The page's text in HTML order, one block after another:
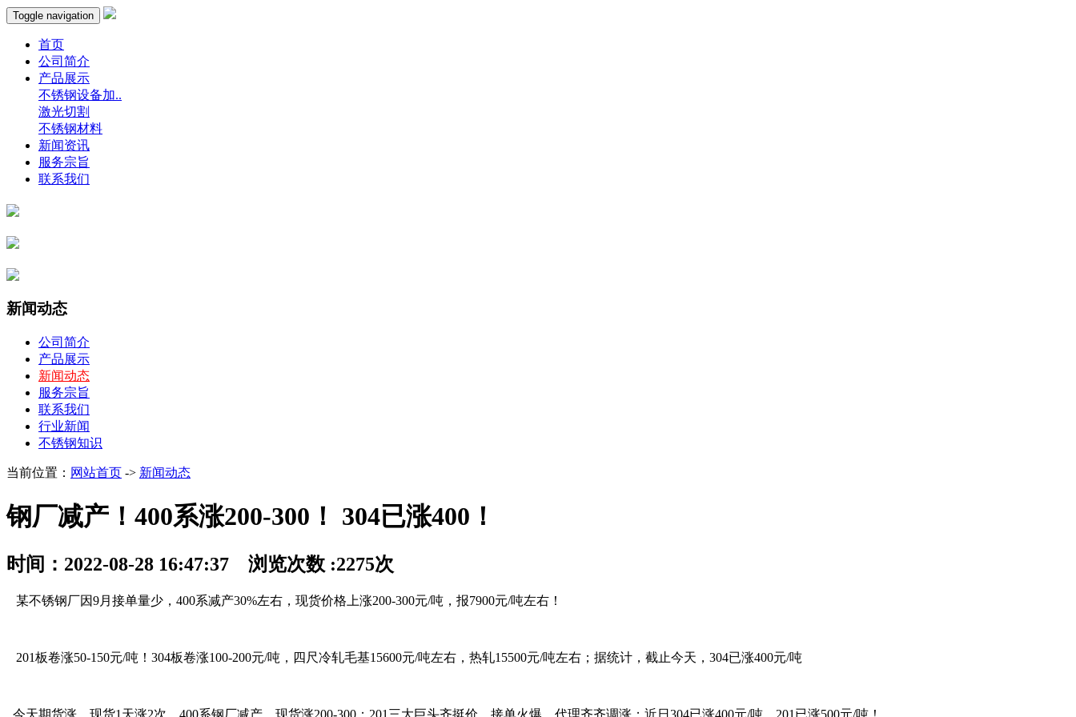
Toggle navigation
首页
公司简介
产品展示
不锈钢设备加..
激光切割
不锈钢材料
新闻资讯
服务宗旨
联系我们
新闻动态
公司简介
产品展示
新闻动态
服务宗旨
联系我们
行业新闻
不锈钢知识
当前位置： 网站首页 -> 新闻动态
钢厂减产！400系涨200-300！ 304已涨400！
时间：2022-08-28 16:47:37 浏览次数 :2275次
某不锈钢厂因9月接单量少，400系减产30%左右，现货价格上涨200-300元/吨，报7900元/吨左右！
201板卷涨50-150元/吨！304板卷涨100-200元/吨，四尺冷轧毛基15600元/吨左右，热轧15500元/吨左右；据统计，截止今天，304已涨400元/吨
今天期货涨，现货1天涨2次，400系钢厂减产，现货涨200-300；201三大巨头齐挺价，接单火爆，代理齐齐调涨；近日304已涨400元/吨，201已涨500元/吨！